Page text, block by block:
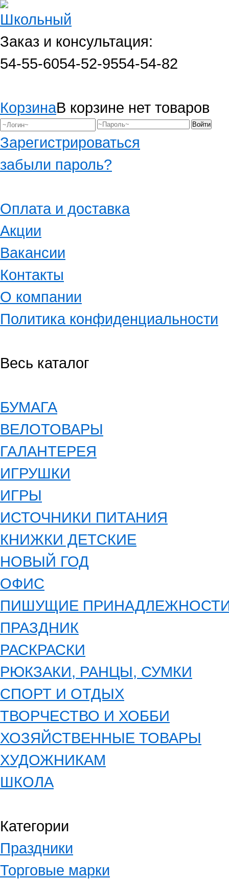
Заказ и консультация:
54-55-6054-52-9554-54-82
КорзинаВ корзине нет товаров
Зарегистрироваться
забыли пароль?
Оплата и доставка
Акции
Вакансии
Контакты
О компании
Политика конфиденциальности
Весь каталог
БУМАГА
ВЕЛОТОВАРЫ
ГАЛАНТЕРЕЯ
ИГРУШКИ
ИГРЫ
ИСТОЧНИКИ ПИТАНИЯ
КНИЖКИ ДЕТСКИЕ
НОВЫЙ ГОД
ОФИС
ПИШУЩИЕ
ПРАЗДНИК
РАСКРАСКИ
РЮКЗАКИ, РАНЦЫ, СУМКИ
СПОРТ И ОТДЫХ
ТВОРЧЕСТВО И ХОББИ
ХОЗЯЙСТВЕННЫЕ ТОВАРЫ
ХУДОЖНИКАМ
ШКОЛА
Категории
Праздники
Торговые марки